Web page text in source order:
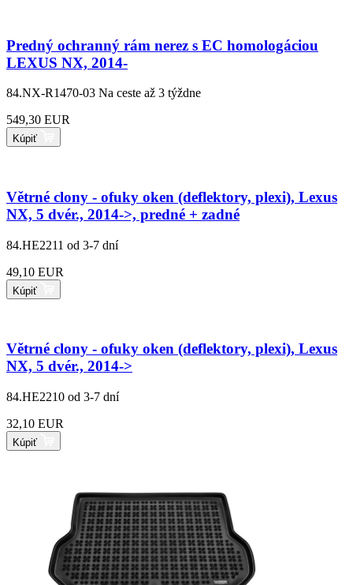
Predný ochranný rám nerez s EC homologáciou
LEXUS NX, 2014-
84.NX-R1470-03 Na ceste až 3 týždne
549,30 EUR
Kúpiť
Větrné clony - ofuky oken (deflektory, plexi), Lexus
NX, 5 dvér., 2014->, predné + zadné
84.HE2211 od 3-7 dní
49,10 EUR
Kúpiť
Větrné clony - ofuky oken (deflektory, plexi), Lexus
NX, 5 dvér., 2014->
84.HE2210 od 3-7 dní
32,10 EUR
Kúpiť